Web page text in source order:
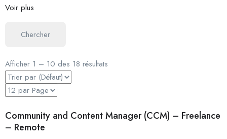
Voir plus
Chercher
Afficher 1 – 10 des 18 résultats
Community and Content Manager (CCM) – Freelance
– Remote